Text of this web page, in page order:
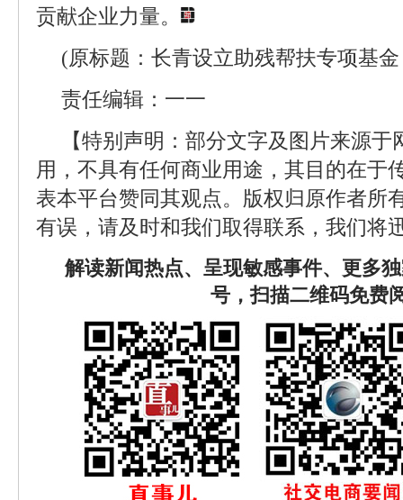
贡献企业力量。
(原标题：长青设立助残帮扶专项基
责任编辑：一一
【特别声明：部分文字及图片来源
用，不具有任何商业用途，其目的在于
表本平台赞同其观点。版权归原作者所
有误，请及时和我们取得联系，我们将
解读新闻热点、呈现敏感事件、更多
号，扫描二维码免费